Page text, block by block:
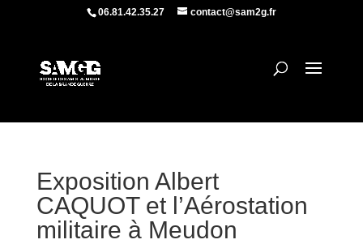
06.81.42.35.27 contact@sam2g.fr
Exposition Albert
CAQUOT et l’Aérostation
militaire à Meudon